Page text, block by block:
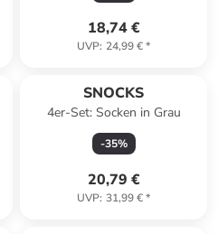
18,74 €
UVP: 24,99 €*
SNOCKS
4er-Set: Socken in Grau
-35%
20,79 €
UVP: 31,99 €*